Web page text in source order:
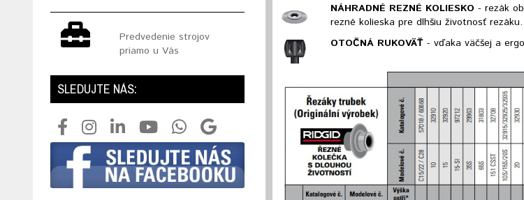
Predvedenie strojov
priamo u Vás
SLEDUJTE NÁS:
NÁHRADNÉ REZNÉ KOLIESKO - rezák
rezné kolieska pre dlhšiu životnosť rezáku.
OTOČNÁ RUKOVÄŤ - vďaka väčšej a